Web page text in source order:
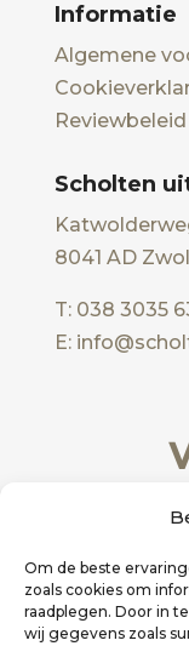
Om de beste
zoals cookies om
raadplegen. Door in
wij gegevens zoals
Informatie
Algemene
Reviewbeleid
Scholten
8041 AD
T: 038 3035
E: